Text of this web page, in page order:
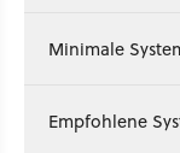
Minimale
Empfohlene